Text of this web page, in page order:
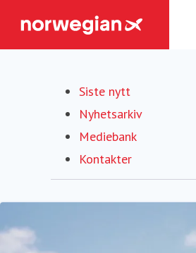
Siste nytt
Nyhetsarkiv
Mediebank
Kontakter